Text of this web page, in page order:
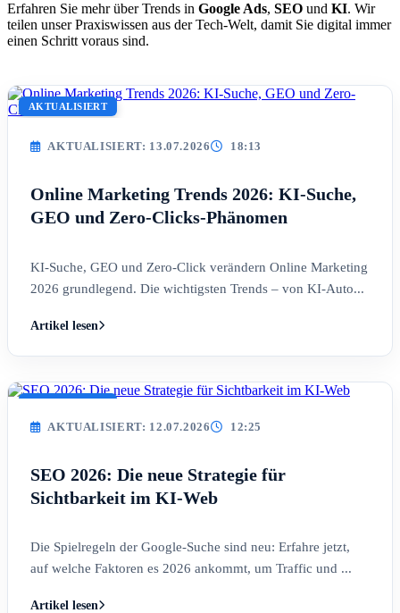
Erfahren Sie mehr über Trends in Google Ads, SEO und KI. Wir
teilen unser Praxiswissen aus der Tech-Welt, damit Sie digital immer
einen Schritt voraus sind.
AKTUALISIERT
AKTUALISIERT: 13.07.2026 18:13
Online Marketing Trends 2026: KI-Suche,
GEO und Zero-Clicks-Phänomen
KI-Suche, GEO und Zero-Click verändern Online Marketing
2026 grundlegend. Die wichtigsten Trends – von KI-Auto...
Artikel lesen
AKTUALISIERT: 12.07.2026 12:25
SEO 2026: Die neue Strategie für
Sichtbarkeit im KI-Web
Die Spielregeln der Google-Suche sind neu: Erfahre jetzt,
auf welche Faktoren es 2026 ankommt, um Traffic und ...
Artikel lesen